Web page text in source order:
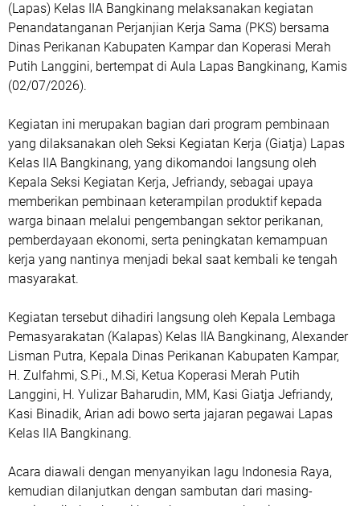
(Lapas) Kelas IIA Bangkinang melaksanakan kegiatan
Penandatanganan Perjanjian Kerja Sama (PKS) bersama
Dinas Perikanan Kabupaten Kampar dan Koperasi Merah
Putih Langgini, bertempat di Aula Lapas Bangkinang, Kamis
(02/07/2026).
Kegiatan ini merupakan bagian dari program pembinaan
yang dilaksanakan oleh Seksi Kegiatan Kerja (Giatja) Lapas
Kelas IIA Bangkinang, yang dikomandoi langsung oleh
Kepala Seksi Kegiatan Kerja, Jefriandy, sebagai upaya
memberikan pembinaan keterampilan produktif kepada
warga binaan melalui pengembangan sektor perikanan,
pemberdayaan ekonomi, serta peningkatan kemampuan
kerja yang nantinya menjadi bekal saat kembali ke tengah
masyarakat.
Kegiatan tersebut dihadiri langsung oleh Kepala Lembaga
Pemasyarakatan (Kalapas) Kelas IIA Bangkinang, Alexander
Lisman Putra, Kepala Dinas Perikanan Kabupaten Kampar,
H. Zulfahmi, S.Pi., M.Si, Ketua Koperasi Merah Putih
Langgini, H. Yulizar Baharudin, MM, Kasi Giatja Jefriandy,
Kasi Binadik, Arian adi bowo serta jajaran pegawai Lapas
Kelas IIA Bangkinang.
Acara diawali dengan menyanyikan lagu Indonesia Raya,
kemudian dilanjutkan dengan sambutan dari masing-